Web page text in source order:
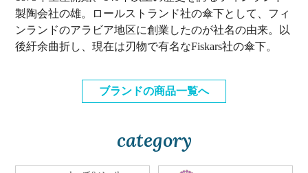
製陶会社の雄。ロールストランド社の傘下として、フィ
ンランドのアラビア地区に創業したのが社名の由来。以
後紆余曲折し、現在は刃物で有名なFiskars社の傘下。
ブランドの商品一覧へ
category